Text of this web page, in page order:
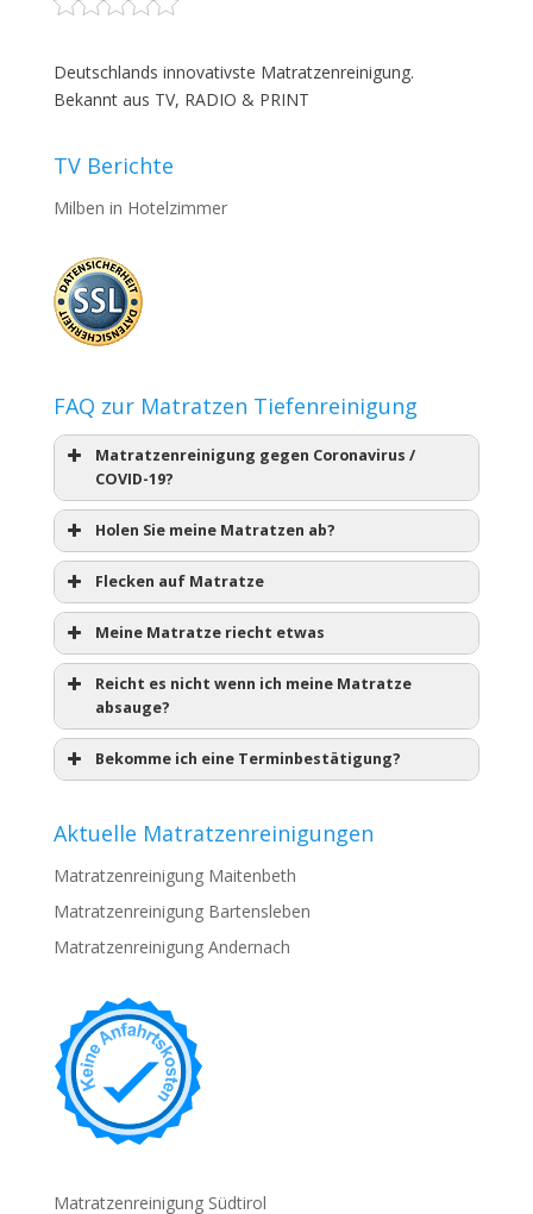
Deutschlands innovativste Matratzenreinigung.
Bekannt aus TV, RADIO & PRINT
TV Berichte
Milben in Hotelzimmer
FAQ zur Matratzen Tiefenreinigung
Matratzenreinigung gegen Coronavirus /
COVID-19?
Holen Sie meine Matratzen ab?
Flecken auf Matratze
Meine Matratze riecht etwas
Reicht es nicht wenn ich meine Matratze
absauge?
Bekomme ich eine Terminbestätigung?
Aktuelle Matratzenreinigungen
Matratzenreinigung Maitenbeth
Matratzenreinigung Bartensleben
Matratzenreinigung Andernach
Matratzenreinigung Südtirol